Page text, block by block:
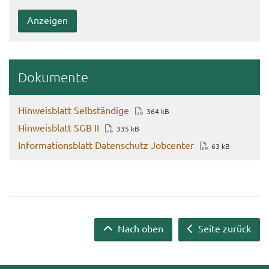
Do­ku­men­te
Hin­weis­blatt Selb­stän­di­ge 364 kB
Hin­weis­blatt SGB II 335 kB
In­for­ma­ti­ons­blatt Da­ten­schutz Job­cen­ter 63 kB
Seite zurück
Nach oben